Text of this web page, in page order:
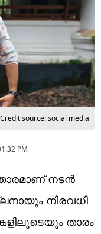
source: social media
PM
നടൻ
നിരവധി
താരം